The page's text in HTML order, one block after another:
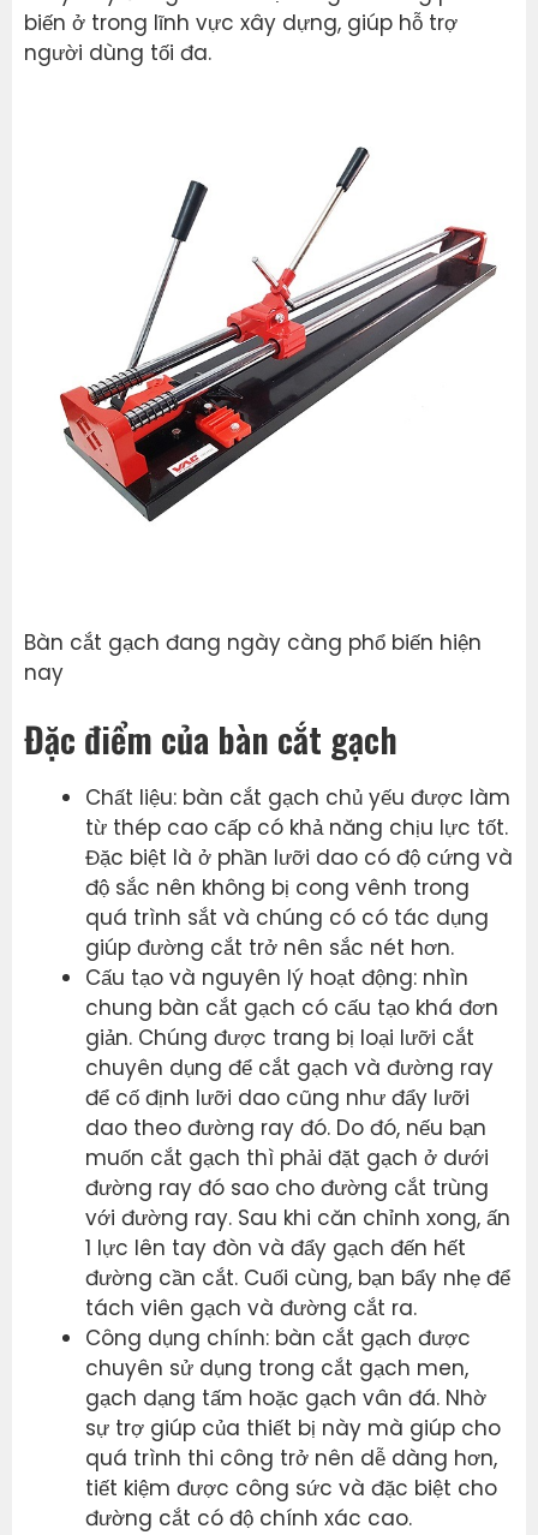
biến ở trong lĩnh vực xây dựng, giúp hỗ trợ
người dùng tối đa.
Bàn cắt gạch đang ngày càng phổ biến hiện
nay
Đặc điểm của bàn cắt gạch
Chất liệu: bàn cắt gạch chủ yếu được làm
từ thép cao cấp có khả năng chịu lực tốt.
Đặc biệt là ở phần lưỡi dao có độ cứng và
độ sắc nên không bị cong vênh trong
quá trình sắt và chúng có có tác dụng
giúp đường cắt trở nên sắc nét hơn.
Cấu tạo và nguyên lý hoạt động: nhìn
chung bàn cắt gạch có cấu tạo khá đơn
giản. Chúng được trang bị loại lưỡi cắt
chuyên dụng để cắt gạch và đường ray
để cố định lưỡi dao cũng như đẩy lưỡi
dao theo đường ray đó. Do đó, nếu bạn
muốn cắt gạch thì phải đặt gạch ở dưới
đường ray đó sao cho đường cắt trùng
với đường ray. Sau khi căn chỉnh xong, ấn
1 lực lên tay đòn và đẩy gạch đến hết
đường cần cắt. Cuối cùng, bạn bẩy nhẹ để
tách viên gạch và đường cắt ra.
Công dụng chính: bàn cắt gạch được
chuyên sử dụng trong cắt gạch men,
gạch dạng tấm hoặc gạch vân đá. Nhờ
sự trợ giúp của thiết bị này mà giúp cho
quá trình thi công trở nên dễ dàng hơn,
tiết kiệm được công sức và đặc biệt cho
đường cắt có độ chính xác cao.